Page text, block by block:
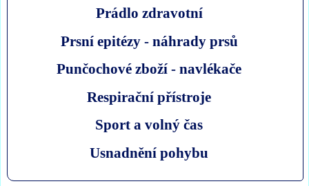
Prádlo zdravotní
Prsní epitézy - náhrady prsů
Punčochové zboží - navlékače
Respirační přístroje
Sport a volný čas
Usnadnění pohybu